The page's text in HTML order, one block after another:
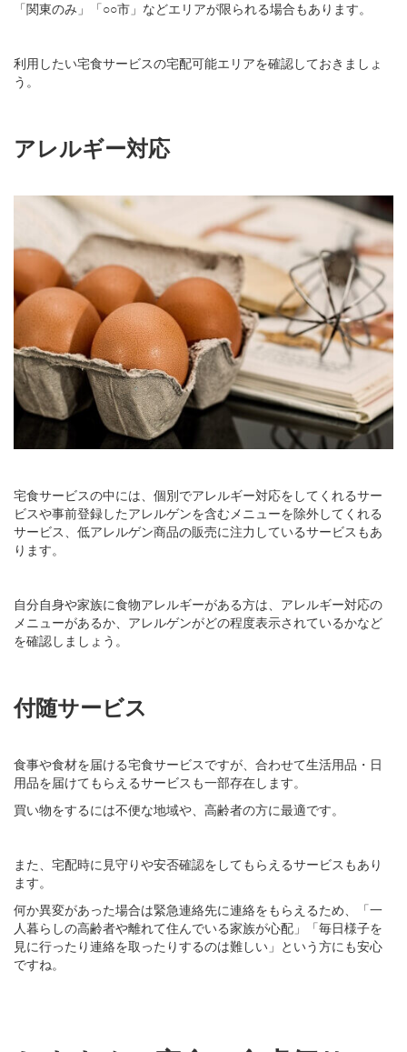
「関東のみ」「○○市」などエリアが限られる場合もあります。
利用したい宅食サービスの宅配可能エリアを確認しておきましょ
う。
アレルギー対応
宅食サービスの中には、個別でアレルギー対応をしてくれるサー
ビスや事前登録したアレルゲンを含むメニューを除外してくれる
サービス、低アレルゲン商品の販売に注力しているサービスもあ
ります。
自分自身や家族に食物アレルギーがある方は、アレルギー対応の
メニューがあるか、アレルゲンがどの程度表示されているかなど
を確認しましょう。
付随サービス
食事や食材を届ける宅食サービスですが、合わせて生活用品・日
用品を届けてもらえるサービスも一部存在します。
買い物をするには不便な地域や、高齢者の方に最適です。
また、宅配時に見守りや安否確認をしてもらえるサービスもあり
ます。
何か異変があった場合は緊急連絡先に連絡をもらえるため、「一
人暮らしの高齢者や離れて住んでいる家族が心配」「毎日様子を
見に行ったり連絡を取ったりするのは難しい」という方にも安心
ですね。